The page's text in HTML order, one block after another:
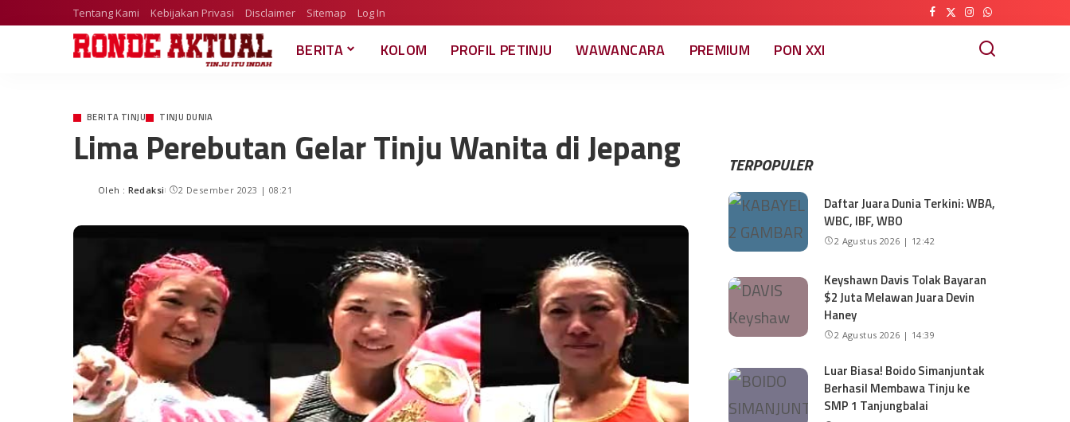
Tentang Kami Kebijakan Privasi Disclaimer Sitemap Log In
BERITA KOLOM PROFIL PETINJU WAWANCARA PREMIUM PON XXI
BERITA TINJU TINJU DUNIA
Lima Perebutan Gelar Tinju Wanita di Jepang
Oleh : Redaksi 2 Desember 2023 | 08:21
TERPOPULER
Daftar Juara Dunia Terkini: WBA,
WBC, IBF, WBO
2 Agustus 2026 | 12:42
Keyshawn Davis Tolak Bayaran
$2 Juta Melawan Juara Devin
Haney
2 Agustus 2026 | 14:39
Luar Biasa! Boido Simanjuntak
Berhasil Membawa Tinju ke
SMP 1 Tanjungbalai